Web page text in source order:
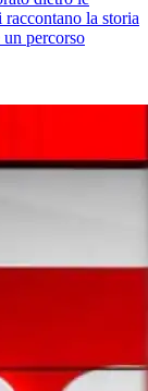
la storia
percorso